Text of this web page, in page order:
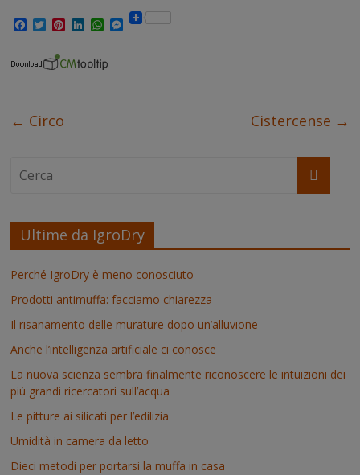
F
e
k
T
t
P
t
L
k
W
t
M
← Circo Cistercense →
Ultime da IgroDry
Perché IgroDry è meno conosciuto
Prodotti antimuffa: facciamo chiarezza
Il risanamento delle murature dopo un’alluvione
Anche l’intelligenza artificiale ci conosce
La nuova scienza sembra finalmente riconoscere le intuizioni dei
più grandi ricercatori sull’acqua
Le pitture ai silicati per l’edilizia
Umidità in camera da letto
Dieci metodi per portarsi la muffa in casa